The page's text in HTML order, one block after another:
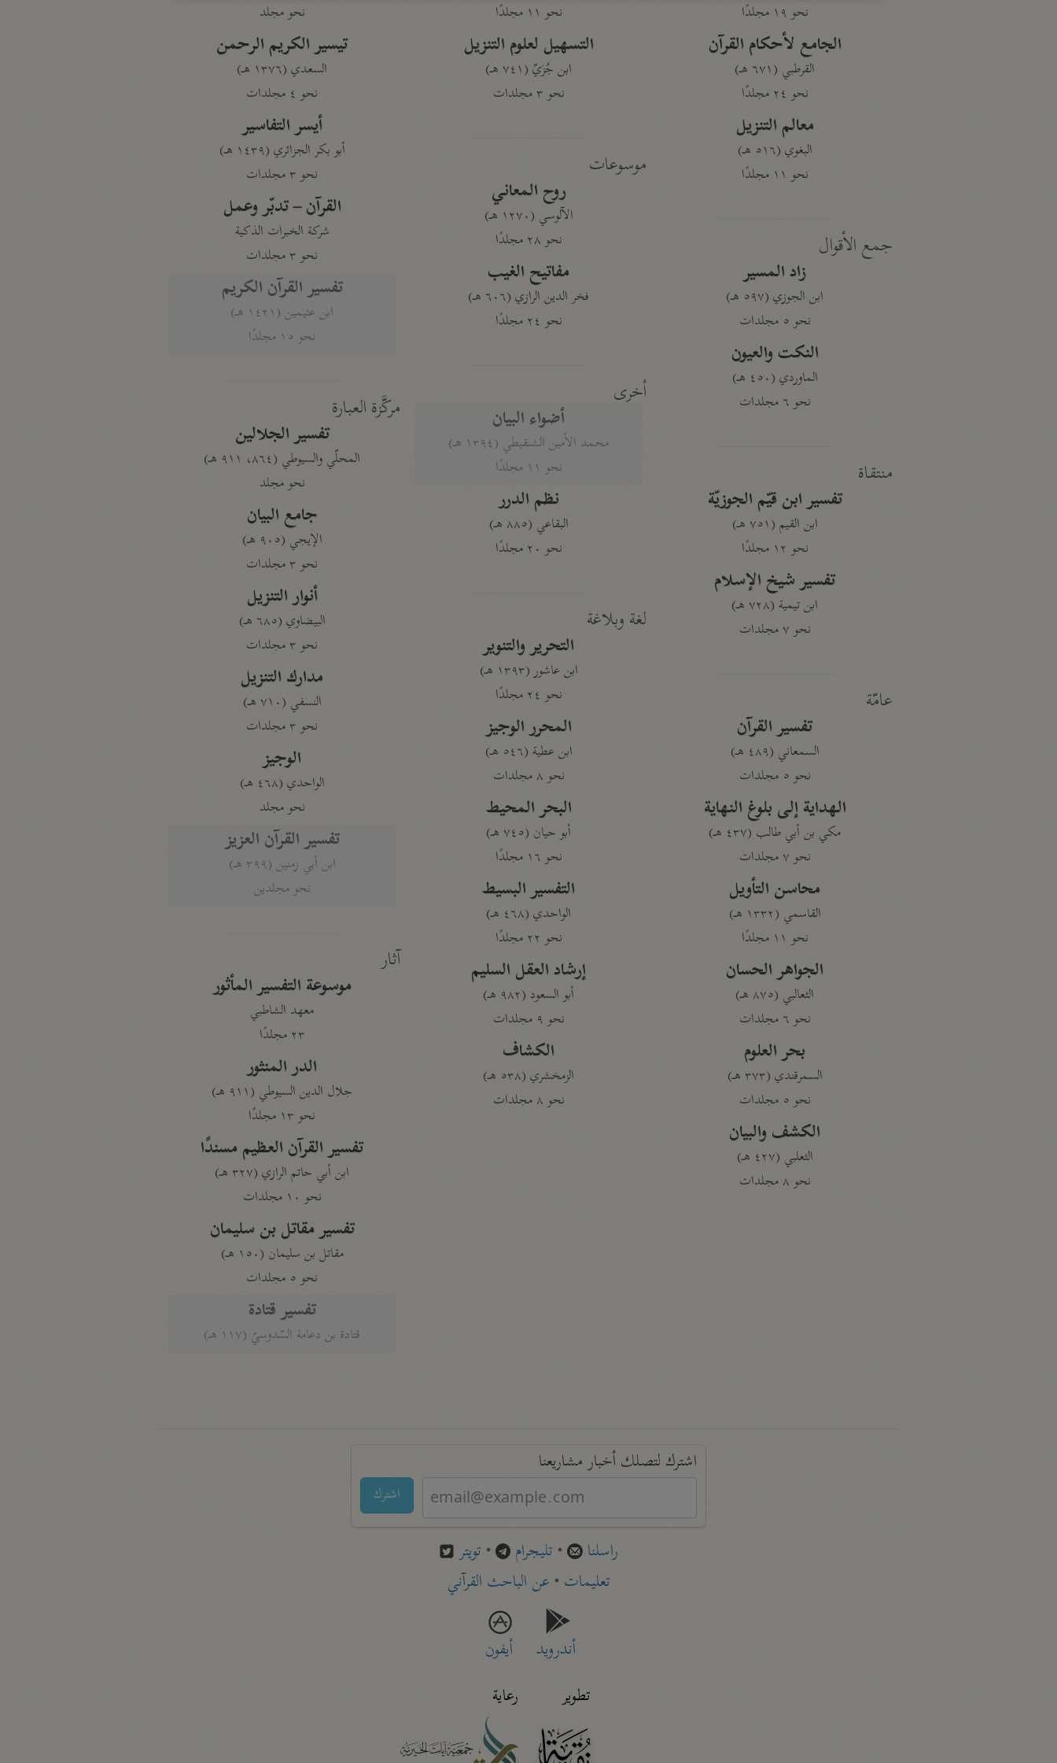
نحو ١٩ مجلدًا
الجامع لأحكام القرآن
القرطبي (٦٧١ هـ)
نحو ٢٤ مجلدًا
معالم التنزيل
البغوي (٥١٦ هـ)
نحو ١١ مجلدًا
جمع الأقوال
زاد المسير
ابن الجوزي (٥٩٧ هـ)
نحو ٥ مجلدات
النكت والعيون
الماوردي (٤٥٠ هـ)
نحو ٦ مجلدات
منتقاة
تفسير ابن قيّم الجوزيّة
ابن القيم (٧٥١ هـ)
نحو ١٢ مجلدًا
تفسير شيخ الإسلام
ابن تيمية (٧٢٨ هـ)
نحو ٧ مجلدات
عامّة
تفسير القرآن
السمعاني (٤٨٩ هـ)
نحو ٥ مجلدات
الهداية إلى بلوغ النهاية
مكي بن أبي طالب (٤٣٧ هـ)
نحو ٧ مجلدات
محاسن التأويل
القاسمي (١٣٣٢ هـ)
نحو ١١ مجلدًا
الجواهر الحسان
الثعالبي (٨٧٥ هـ)
نحو ٦ مجلدات
بحر العلوم
السمرقندي (٣٧٣ هـ)
نحو ٥ مجلدات
الكشف والبيان
الثعلبي (٤٢٧ هـ)
نحو ٨ مجلدات
نحو ١١ مجلدًا
التسهيل لعلوم التنزيل
ابن جُزَيّ (٧٤١ هـ)
نحو ٣ مجلدات
موسوعات
روح المعاني
الآلوسي (١٢٧٠ هـ)
نحو ٢٨ مجلدًا
مفاتيح الغيب
فخر الدين الرازي (٦٠٦ هـ)
نحو ٢٤ مجلدًا
أخرى
أضواء البيان
محمد الأمين الشنقيطي (١٣٩٤ هـ)
نحو ١١ مجلدًا
نظم الدرر
البقاعي (٨٨٥ هـ)
نحو ٢٠ مجلدًا
لغة وبلاغة
التحرير والتنوير
ابن عاشور (١٣٩٣ هـ)
نحو ٢٤ مجلدًا
المحرر الوجيز
ابن عطية (٥٤٦ هـ)
نحو ٨ مجلدات
البحر المحيط
أبو حيان (٧٤٥ هـ)
نحو ١٦ مجلدًا
التفسير البسيط
الواحدي (٤٦٨ هـ)
نحو ٢٢ مجلدًا
إرشاد العقل السليم
أبو السعود (٩٨٢ هـ)
نحو ٩ مجلدات
الكشاف
الزمخشري (٥٣٨ هـ)
نحو ٨ مجلدات
نحو مجلد
تيسير الكريم الرحمن
السعدي (١٣٧٦ هـ)
نحو ٤ مجلدات
أيسر التفاسير
أبو بكر الجزائري (١٤٣٩ هـ)
نحو ٣ مجلدات
القرآن – تدبّر وعمل
شركة الخبرات الذكية
نحو ٣ مجلدات
تفسير القرآن الكريم
ابن عثيمين (١٤٢١ هـ)
نحو ١٥ مجلدًا
مركَّزة العبارة
تفسير الجلالين
المحلّي والسيوطي (٨٦٤، ٩١١ هـ)
نحو مجلد
جامع البيان
الإيجي (٩٠٥ هـ)
نحو ٣ مجلدات
أنوار التنزيل
البيضاوي (٦٨٥ هـ)
نحو ٣ مجلدات
مدارك التنزيل
النسفي (٧١٠ هـ)
نحو ٣ مجلدات
الوجيز
الواحدي (٤٦٨ هـ)
نحو مجلد
تفسير القرآن العزيز
ابن أبي زمنين (٣٩٩ هـ)
نحو مجلدين
آثار
موسوعة التفسير المأثور
معهد الشاطبي
٢٣ مجلدًا
الدر المنثور
جلال الدين السيوطي (٩١١ هـ)
نحو ١٣ مجلدًا
تفسير القرآن العظيم مسندًا
ابن أبي حاتم الرازي (٣٢٧ هـ)
نحو ١٠ مجلدات
تفسير مقاتل بن سليمان
مقاتل بن سليمان (١٥٠ هـ)
نحو ٥ مجلدات
تفسير قتادة
قتادة بن دعامة السّدوسيّ (١١٧ هـ)
اشترك لتصلك أخبار مشاريعنا
اشترك
راسلنا • تليجرام • تويتر
تعليمات• عن الباحث القرآني
أندرويد
أيفون
تطوير
رعاية